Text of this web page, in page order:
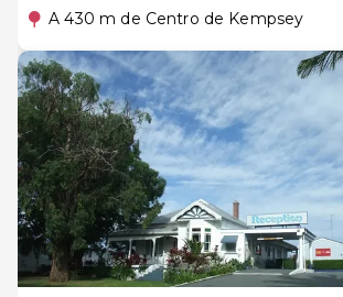
A 430 m de Centro de Kempsey